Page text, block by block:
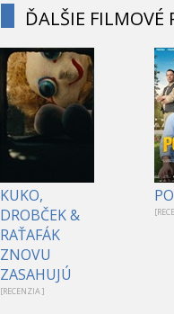
ĎALŠIE FILMOVÉ
KUKO,
DROBČEK &
RAŤAFÁK
ZNOVU
ZASAHUJÚ
[RECENZIA ]